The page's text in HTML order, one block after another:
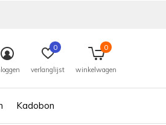
Kadobon
verlanglijst
0
winkelwagen
0